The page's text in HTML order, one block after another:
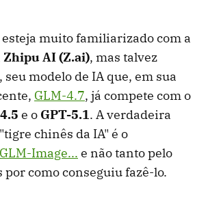
esteja muito familiarizado com a
Zhipu AI (Z.ai), mas talvez
, seu modelo de IA que, em sua
GLM-4.7, já compete com o
e o GPT-5.1. A verdadeira
chinês da IA" é o
GLM-Image... e não tanto pelo
por como conseguiu fazê-lo.